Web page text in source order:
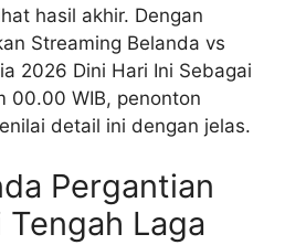
hasil akhir. Dengan
Streaming Belanda vs
2026 Dini Hari Ini Sebagai
00.00 WIB, penonton
detail ini dengan jelas.
Pergantian
Laga